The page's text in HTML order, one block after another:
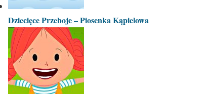
Dziecięce Przeboje – Piosenka Kąpielowa